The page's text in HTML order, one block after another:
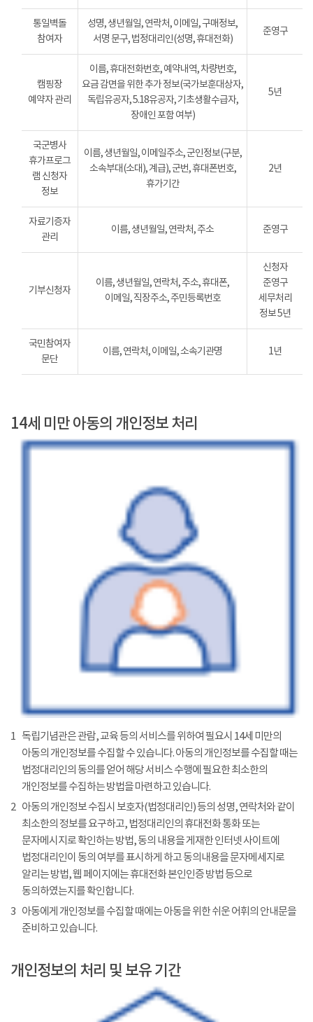
통일벽돌
참여자
성명, 생년월일, 연락처, 이메일, 구매정보,
서명 문구, 법정대리인(성명, 휴대전화)
준영구
캠핑장
예약자 관리
이름, 휴대전화번호, 예약내역, 차량번호,
요금 감면을 위한 추가 정보(국가보훈대상자,
독립유공자, 5.18유공자, 기초생활수급자,
장애인 포함 여부)
5년
국군병사
휴가프로그
램 신청자
정보
이름, 생년월일, 이메일주소, 군인정보(구분,
소속부대(소대), 계급), 군번, 휴대폰번호,
휴가기간
2년
자료기증자
관리
이름, 생년월일, 연락처, 주소 준영구
기부신청자
이름, 생년월일, 연락처, 주소, 휴대폰,
이메일, 직장주소, 주민등록번호
신청자
준영구
세무처리
정보 5년
국민참여자
문단
이름, 연락처, 이메일, 소속기관명 1년
14세 미만 아동의 개인정보 처리
1 독립기념관은 관람, 교육 등의 서비스를 위하여 필요시 14세 미만의
아동의 개인정보를 수집할 수 있습니다. 아동의 개인정보를 수집할 때는
법정대리인의 동의를 얻어 해당 서비스 수행에 필요한 최소한의
개인정보를 수집하는 방법을 마련하고 있습니다.
2 아동의 개인정보 수집시 보호자(법정대리인) 등의 성명, 연락처와 같이
최소한의 정보를 요구하고, 법정대리인의 휴대전화 통화 또는
문자메시지로 확인하는 방법, 동의 내용을 게재한 인터넷 사이트에
법정대리인이 동의 여부를 표시하게 하고 동의내용을 문자메세지로
알리는 방법, 웹 페이지에는 휴대전화 본인인증 방법 등으로
동의하였는지를 확인합니다.
3 아동에게 개인정보를 수집할 때에는 아동을 위한 쉬운 어휘의 안내문을
준비하고 있습니다.
개인정보의 처리 및 보유 기간